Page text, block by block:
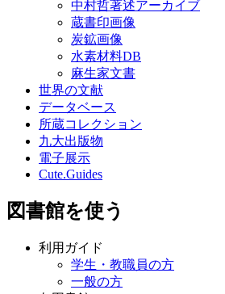
中村哲著述アーカイブ
蔵書印画像
炭鉱画像
水素材料DB
麻生家文書
世界の文献
データベース
所蔵コレクション
九大出版物
電子展示
Cute.Guides
図書館を使う
利用ガイド
学生・教職員の方
一般の方